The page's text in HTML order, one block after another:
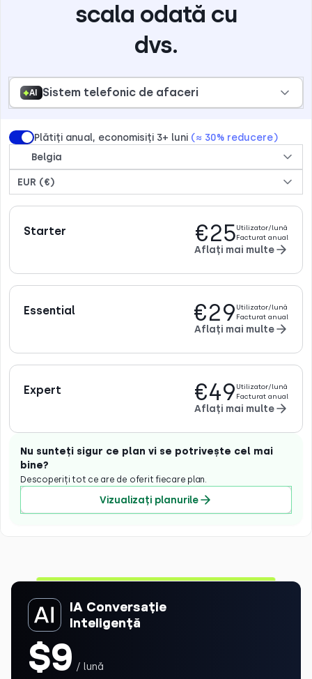
scala odată cu
dvs.
AI Sistem telefonic de afaceri
Plătiți anual, economisiți 3+ luni (≈ 30% reducere)
Belgia
EUR (€)
Starter €25Utilizator/lună
Facturat anual
Aflați mai multe
Essential €29 Utilizator/lună
Facturat anual
Aflați mai multe
Expert €49 Utilizator/lună
Facturat anual
Aflați mai multe
Nu sunteți sigur ce plan vi se potrivește cel mai
bine?
Descoperiți tot ce are de oferit fiecare plan.
Vizualizați planurile
IA Conversație
Inteligență
$9 / lună